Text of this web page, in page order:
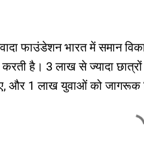
फाउंडेशन भारत में समान
है। 3 लाख से ज्यादा
और 1 लाख युवाओं को जागरूक